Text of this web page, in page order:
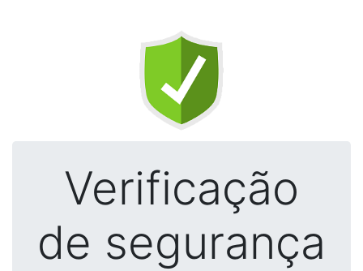
Verificação
de segurança